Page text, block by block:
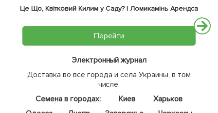
Це Що, Квітковий Килим у Саду? | Ломикамінь Арендса
Перейти
Электронный журнал
Доставка во все города и села Украины, в том
числе:
Семена в городах:
Киев
Харьков